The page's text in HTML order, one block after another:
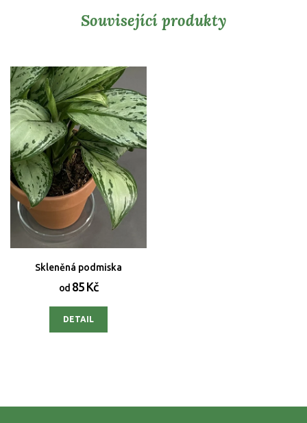
Související produkty
Skleněná podmiska
od 85 Kč
DETAIL